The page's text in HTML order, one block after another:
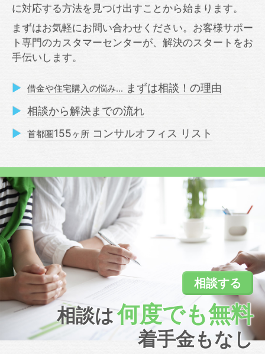
に対応する方法を見つけ出すことから始まります。
まずはお気軽にお問い合わせください。お客様サポー
ト専門のカスタマーセンターが、解決のスタートをお
手伝いします。
▶ 借金や住宅購入の悩み… まずは相談！の理由
▶ 相談から解決までの流れ
▶
首都圏 155ヶ所 コンサルオフィス リスト
相談する
相談は何度でも無料
着手金もなし